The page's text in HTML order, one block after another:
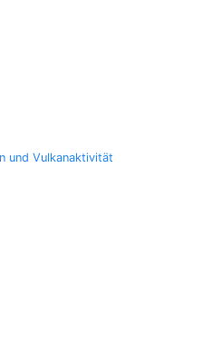
und Vulkanaktivität